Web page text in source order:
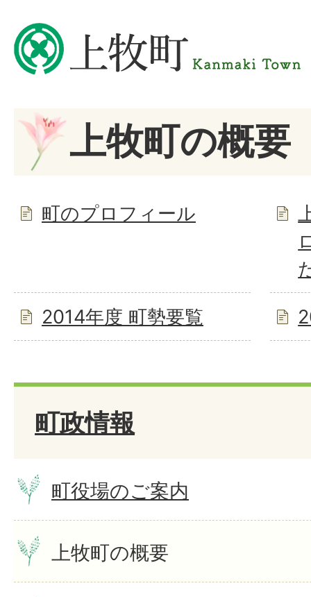
上牧町の概要
町のプロフィール
2014年度 町勢要覧
町政情報
町役場のご案内
上牧町の概要